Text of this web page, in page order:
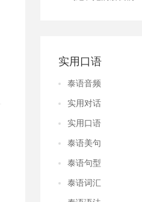
实用口语
泰语音频
实用对话
实用口语
泰语美句
泰语句型
泰语词汇